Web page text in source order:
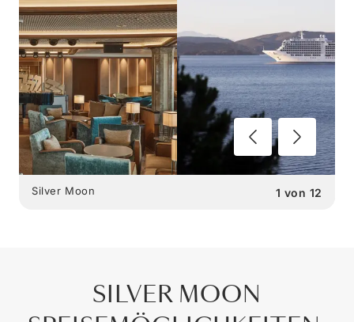
1 von 12
Silver Moon
SILVER MOON